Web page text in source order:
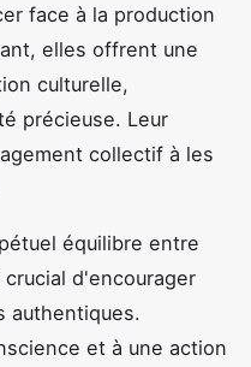
face à la production
elles offrent une
culturelle,
précieuse. Leur
collectif à les
équilibre entre
d'encourager
authentiques.
et à une action